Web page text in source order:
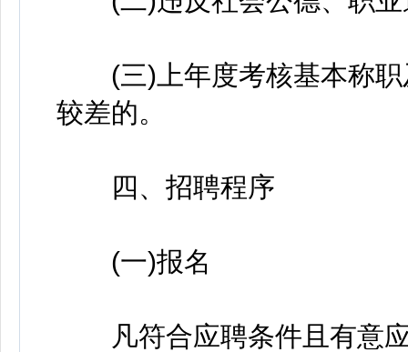
(三)上年度考核基本称职
较差的。
四、招聘程序
(一)报名
凡符合应聘条件且有意应